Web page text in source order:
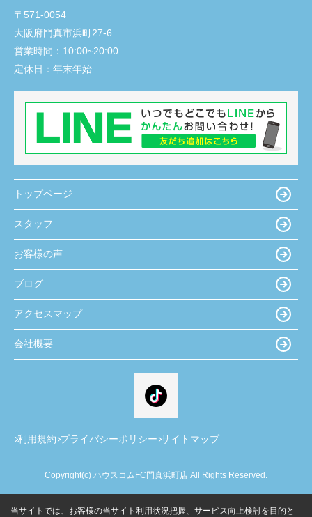
〒571-0054
大阪府門真市浜町27-6
営業時間： 10:00~20:00
定休日： 年末年始
トップページ
スタッフ
お客様の声
ブログ
アクセスマップ
会社概要
利用規約 プライバシーポリシー サイトマップ
Copyright(c) ハウスコムFC門真浜町店 All Rights Reserved.
当サイトでは、お客様の当サイト利用状況把握、サービス向上検討を目的と